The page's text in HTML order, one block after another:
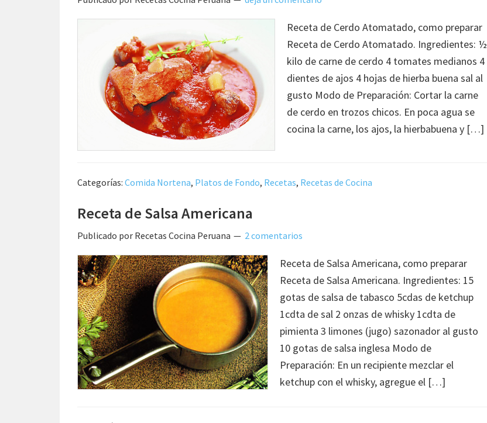
Receta de Cerdo Atomatado, como preparar
Receta de Cerdo Atomatado. Ingredientes: ½
kilo de carne de cerdo 4 tomates medianos 4
dientes de ajos 4 hojas de hierba buena sal al
gusto Modo de Preparación: Cortar la carne
de cerdo en trozos chicos. En poca agua se
cocina la carne, los ajos, la hierbabuena y […]
Categorías: Comida Nortena, Platos de Fondo, Recetas, Recetas de Cocina
Receta de Salsa Americana
Publicado por Recetas Cocina Peruana 2 comentarios
Receta de Salsa Americana, como preparar
Receta de Salsa Americana. Ingredientes: 15
gotas de salsa de tabasco 5cdas de ketchup
1cdta de sal 2 onzas de whisky 1cdta de
pimienta 3 limones (jugo) sazonador al gusto
10 gotas de salsa inglesa Modo de
Preparación: En un recipiente mezclar el
ketchup con el whisky, agregue el […]